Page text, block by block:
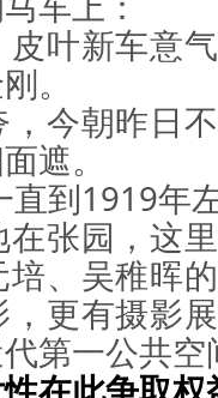
叶新车意
。
今朝昨日
遮。
直到1919年
张园，这
、吴稚晖
更有摄影
第一公共空